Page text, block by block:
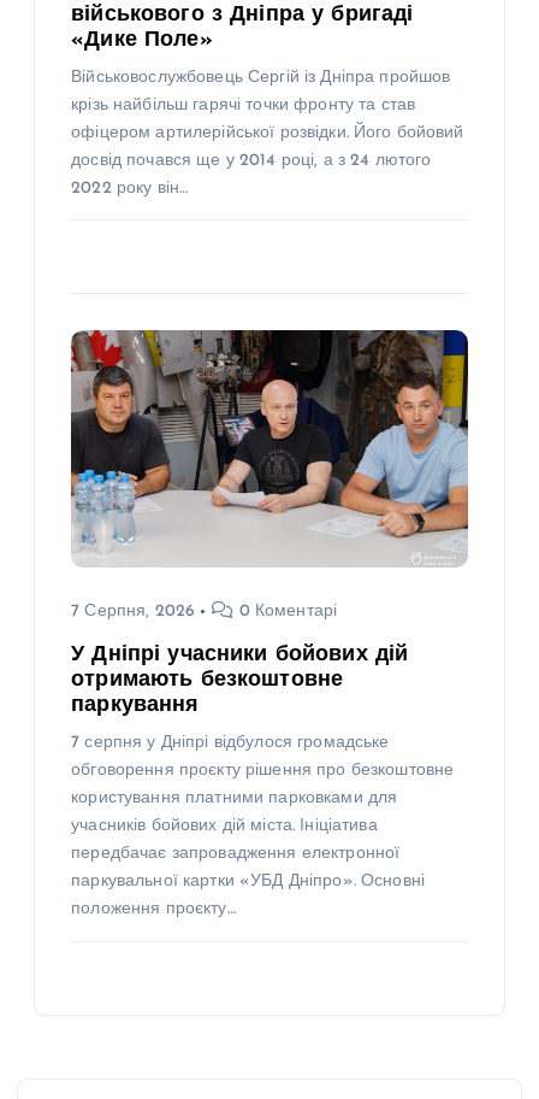
військового з Дніпра у бригаді
«Дике Поле»
Військовослужбовець Сергій із Дніпра пройшов
крізь найбільш гарячі точки фронту та став
офіцером артилерійської розвідки. Його бойовий
досвід почався ще у 2014 році, а з 24 лютого
2022 року він…
7 Серпня, 2026 0 Коментарі
У Дніпрі учасники бойових дій
отримають безкоштовне
паркування
7 серпня у Дніпрі відбулося громадське
обговорення проєкту рішення про безкоштовне
користування платними парковками для
учасників бойових дій міста. Ініціатива
передбачає запровадження електронної
паркувальної картки «УБД Дніпро». Основні
положення проєкту…